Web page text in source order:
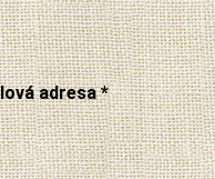
adresa*